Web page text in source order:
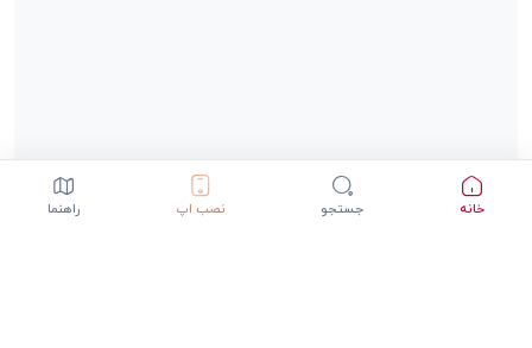
خانه جستجو نصب اپ راهنما